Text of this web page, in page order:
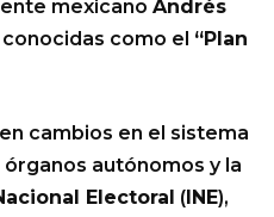
mexicano Andrés
conocidas como el “Plan
cambios en el sistema
autónomos y la
Electoral (INE),